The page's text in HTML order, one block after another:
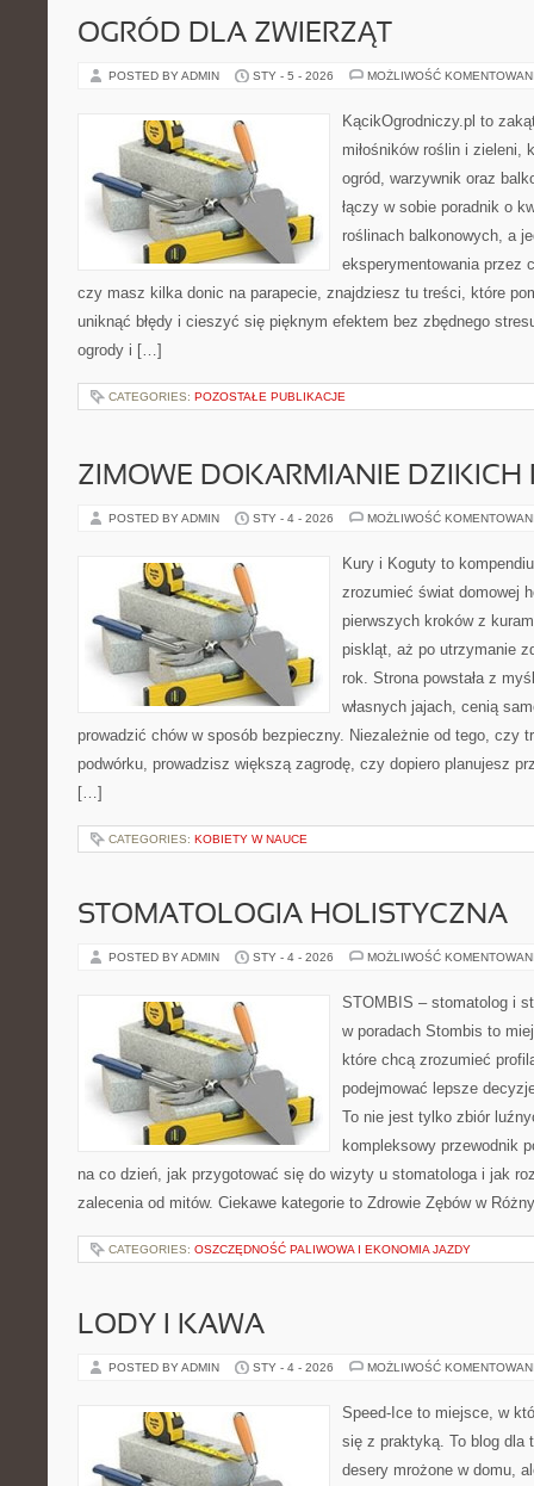
OGRÓD DLA ZWIERZĄT
POSTED BY ADMIN STY - 5 - 2026 MOŻLIWOŚĆ
KącikOgrodniczy.pl to
miłośników roślin i zieleni,
ogród, warzywnik oraz
łączy w sobie poradnik o
roślinach balkonowych, a
eksperymentowania przez
czy masz kilka donic na parapecie, znajdziesz tu treści, które
uniknąć błędy i cieszyć się pięknym efektem bez zbędnego
ogrody i […]
CATEGORIES: POZOSTAŁE PUBLIKACJE
ZIMOWE DOKARMIANIE DZIKICH
POSTED BY ADMIN STY - 4 - 2026 MOŻLIWOŚĆ
Kury i Koguty to
zrozumieć świat domowej
pierwszych kroków z
piskląt, aż po utrzymanie
rok. Strona powstała z
własnych jajach, cenią
prowadzić chów w sposób bezpieczny. Niezależnie od tego, czy
podwórku, prowadzisz większą zagrodę, czy dopiero planujesz
[…]
CATEGORIES: KOBIETY W NAUCE
STOMATOLOGIA HOLISTYCZNA
POSTED BY ADMIN STY - 4 - 2026 MOŻLIWOŚĆ
STOMBIS – stomatolog i
w poradach Stombis to
które chcą zrozumieć
podejmować lepsze
To nie jest tylko zbiór
kompleksowy przewodnik
na co dzień, jak przygotować się do wizyty u stomatologa i jak
zalecenia od mitów. Ciekawe kategorie to Zdrowie Zębów w
CATEGORIES: OSZCZĘDNOŚĆ PALIWOWA I EKONOMIA JAZDY
LODY I KAWA
POSTED BY ADMIN STY - 4 - 2026 MOŻLIWOŚĆ
Speed-Ice to miejsce, w
się z praktyką. To blog dla
desery mrożone w domu,